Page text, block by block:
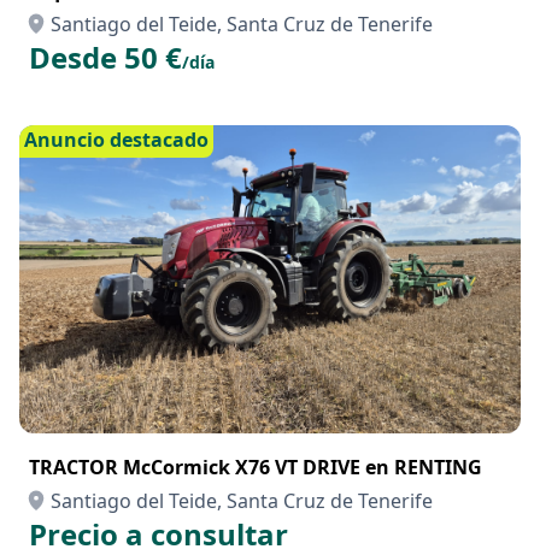
Santiago del Teide, Santa Cruz de Tenerife
Desde 50 €/día
Anuncio destacado
TRACTOR McCormick X76 VT DRIVE en RENTING
Santiago del Teide, Santa Cruz de Tenerife
Precio a consultar